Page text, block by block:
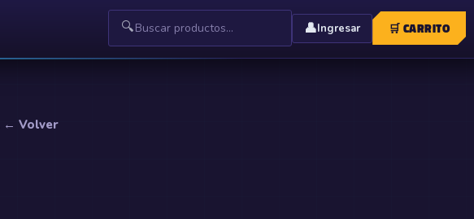
🔍 👤Ingresar 🛒CARRITO
← Volver